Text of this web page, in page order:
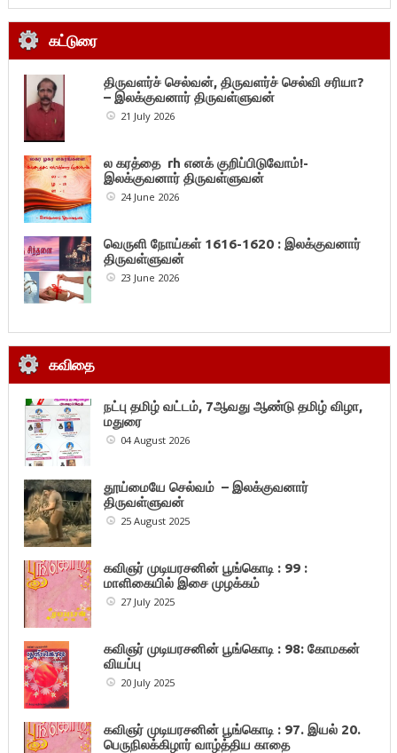
கட்டுரை
திருவளர்ச் செல்வன், திருவளர்ச் செல்வி சரியா?
– இலக்குவனார் திருவள்ளுவன்
21 July 2026
ல கரத்தை rh எனக் குறிப்பிடுவோம்!-
இலக்குவனார் திருவள்ளுவன்
24 June 2026
வெருளி நோய்கள் 1616-1620 : இலக்குவனார்
திருவள்ளுவன்
23 June 2026
கவிதை
நட்பு தமிழ் வட்டம், 7ஆவது ஆண்டு தமிழ் விழா,
மதுரை
04 August 2026
தூய்மையே செல்வம் – இலக்குவனார்
திருவள்ளுவன்
25 August 2025
கவிஞர் முடியரசனின் பூங்கொடி : 99 :
மாளிகையில் இசை முழக்கம்
27 July 2025
கவிஞர் முடியரசனின் பூங்கொடி : 98: கோமகன்
வியப்பு
20 July 2025
கவிஞர் முடியரசனின் பூங்கொடி : 97. இயல் 20.
பெருநிலக்கிழார் வாழ்த்திய காதை